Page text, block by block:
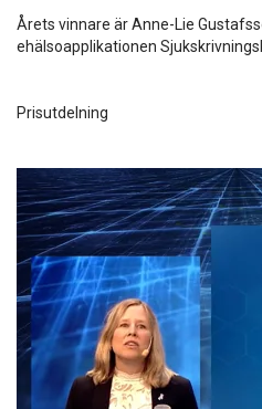
Årets vinnare är Anne-Lie
ehälsoapplikationen
Prisutdelning